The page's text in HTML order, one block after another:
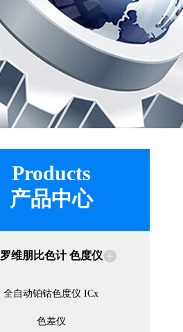
Products
产品中心
罗维朋比色计 色度仪
全自动铂钴色度仪 ICx
色差仪